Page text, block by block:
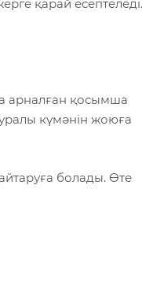
қарай
арналған қосымша
күмәнін жоюға
болады. Өте